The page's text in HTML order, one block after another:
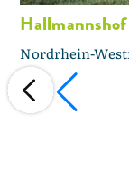
Hallmannshof
Nordrhein-